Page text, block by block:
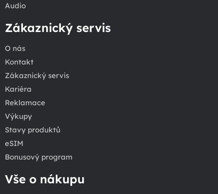
Audio
Zákaznický servis
O nás
Kontakt
Zákaznický servis
Kariéra
Reklamace
Výkupy
Stavy produktů
eSIM
Bonusový program
Vše o nákupu